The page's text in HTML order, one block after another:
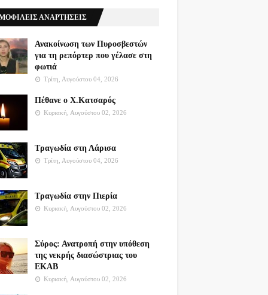
ΑΝΑΡΤΗΣΕΙΣ
Ανακοίνωση των Πυροσβεστών
για τη ρεπόρτερ που γέλασε στη
φωτιά
Τρίτη, Αυγούστου 04, 2026
Πέθανε ο Χ.Κατσαρός
Κυριακή, Αυγούστου 02, 2026
Τραγωδία στη Λάρισα
Τρίτη, Αυγούστου 04, 2026
Τραγωδία στην Πιερία
Κυριακή, Αυγούστου 02, 2026
Σύρος: Ανατροπή στην υπόθεση
της νεκρής διασώστριας του
ΕΚΑΒ
Κυριακή, Αυγούστου 02, 2026